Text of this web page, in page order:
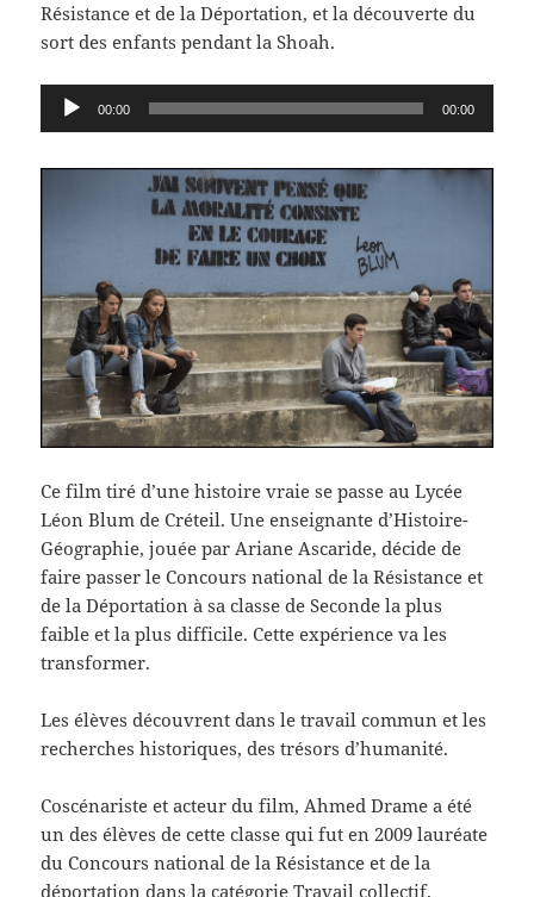
Résistance et de la Déportation, et la découverte du
sort des enfants pendant la Shoah.
Lecteur 00:00 00:00
Ce film tiré d’une histoire vraie se passe au Lycée
Léon Blum de Créteil. Une enseignante d’Histoire-
Géographie, jouée par Ariane Ascaride, décide de
faire passer le Concours national de la Résistance et
de la Déportation à sa classe de Seconde la plus
faible et la plus difficile. Cette expérience va les
transformer.
Les élèves découvrent dans le travail commun et les
recherches historiques, des trésors d’humanité.
Coscénariste et acteur du film, Ahmed Drame a été
un des élèves de cette classe qui fut en 2009 lauréate
du Concours national de la Résistance et de la
déportation dans la catégorie Travail collectif.